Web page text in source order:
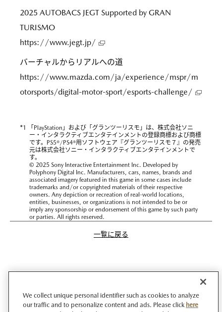
2025 AUTOBACS JEGT Supported by GRAN
TURISMO
https://www.jegt.jp/
バーチャルからリアルへの道
https://www.mazda.com/ja/experience/mspr/m
otorsports/digital-motor-sport/esports-challenge/
*1 「PlayStation」および「グランツーリスモ」は、株式会社ソニ
ー・インタラクティブエンタテインメントの登録商標および商標
です。PS5®/PS4®用ソフトウェア『グランツーリスモ７』の発売
元は株式会社ソニー・インタラクティブエンタテインメントで
す。
© 2025 Sony Interactive Entertainment Inc. Developed by
Polyphony Digital Inc. Manufacturers, cars, names, brands and
associated imagery featured in this game in some cases include
trademarks and/or copyrighted materials of their respective
owners. Any depiction or recreation of real-world locations,
entities, businesses, or organizations is not intended to be or
imply any sponsorship or endorsement of this game by such party
or parties. All rights reserved.
一覧に戻る
We collect unique personal identifier such as cookies to analyze
our traffic and to personalize content and ads. Please click here